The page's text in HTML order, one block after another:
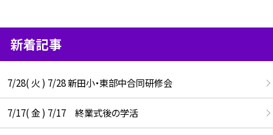
新着記事
7/28( 火 ) 7/28 新田小・東部中合同研修会
7/17( 金 ) 7/17 終業式後の学活